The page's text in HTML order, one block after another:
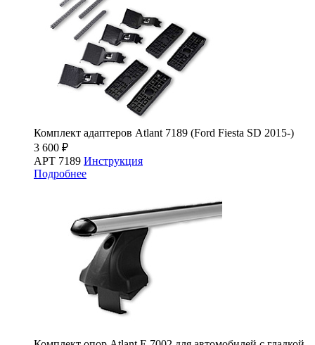
Комплект адаптеров Atlant 7189 (Ford Fiesta SD 2015-)
3 600 ₽
АРТ 7189 Инструкция
Подробнее